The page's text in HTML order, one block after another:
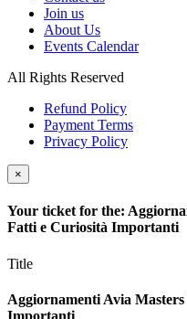
Join us
About Us
Events Calendar
All Rights Reserved
Refund Policy
Payment Terms
Privacy Policy
×
Your ticket for the:
Fatti e Curiosità Importanti
Title
Aggiornamenti Avia
Importanti